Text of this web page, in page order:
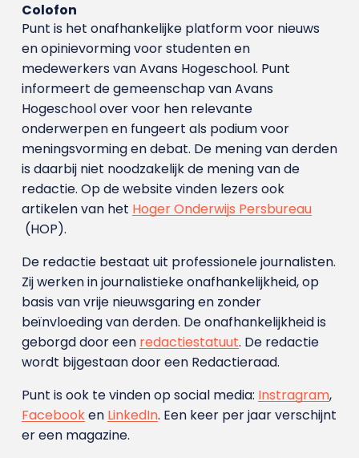
Colofon
Punt is het onafhankelijke platform voor nieuws
en opinievorming voor studenten en
medewerkers van Avans Hoge­school. Punt
informeert de gemeenschap van Avans
Hogeschool over voor hen relevante
onderwerpen en fungeert als podium voor
meningsvorming en debat. De mening van derden
is daarbij niet noodzakelijk de mening van de
redactie. Op de website vinden lezers ook
artikelen van het Hoger Onderwijs Persbureau
(HOP).
De redactie bestaat uit professionele journalisten.
Zij werken in journalistieke onafhankelijkheid, op
basis van vrije nieuwsgaring en zonder
beïnvloeding van derden. De onafhankelijkheid is
geborgd door een redactiestatuut. De redactie
wordt bijgestaan door een Redactieraad.
Punt is ook te vinden op social media: Instragram,
Facebooken LinkedIn. Een keer per jaar verschijnt
er een magazine.